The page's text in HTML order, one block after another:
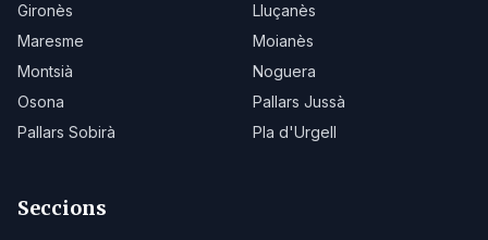
Gironès
Lluçanès
Maresme
Moianès
Montsià
Noguera
Osona
Pallars Jussà
Pallars Sobirà
Pla d'Urgell
Seccions